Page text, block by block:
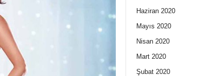
Haziran 2020
Mayıs 2020
Nisan 2020
Mart 2020
Şubat 2020